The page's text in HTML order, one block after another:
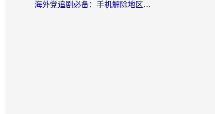
海外党追剧必备：手机解除地区限制app怎么选？解决央视视频&国内剧地区限制全指南